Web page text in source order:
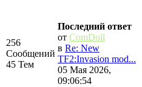
256
Сообщений
45 Тем
Последний ответ
от ComDoll
в Re: New
TF2:Invasion mod...
05 Мая 2026,
09:06:54